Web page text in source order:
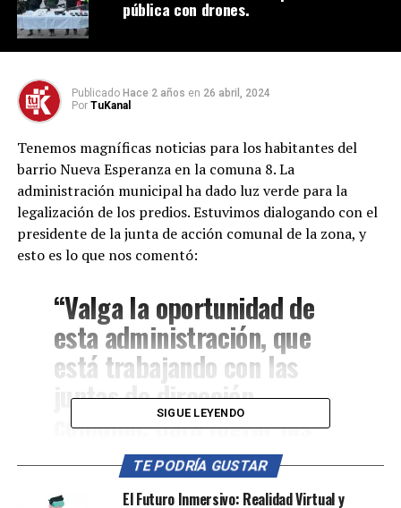
pública con drones.
Publicado Hace 2 años en 26 abril, 2024
Por TuKanal
Tenemos magníficas noticias para los habitantes del
barrio Nueva Esperanza en la comuna 8. La
administración municipal ha dado luz verde para la
legalización de los predios. Estuvimos dialogando con el
presidente de la junta de acción comunal de la zona, y
esto es lo que nos comentó:
“Valga la oportunidad de
esta administración, que
está trabajando con las
juntas de dirección
comunal, para lograr las
escrituras de terreno de las
más de 500 familias del
SIGUE LEYENDO
TE PODRÍA GUSTAR
El Futuro Inmersivo: Realidad Virtual y